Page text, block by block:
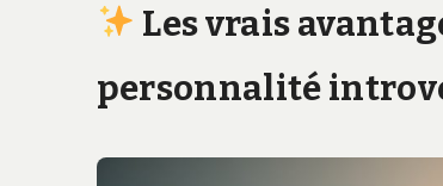
Les vrais
personnalité